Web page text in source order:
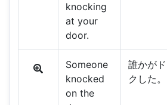
knocking
at your
door.
Someone
knocked
on the
誰かが
クした。